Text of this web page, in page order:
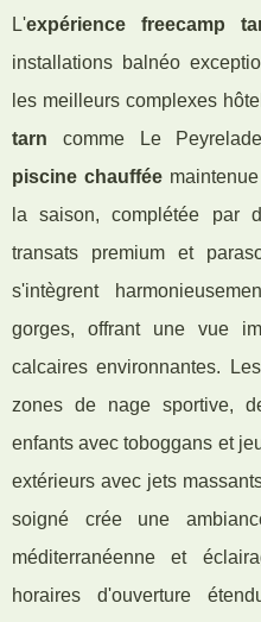
L'expérience freecamp
installations balnéo
les meilleurs complexes
tarn comme Le
piscine chauffée
la saison, complétée par
transats premium et
s'intègrent
gorges, offrant une vue
calcaires environnantes.
zones de nage sportive,
enfants avec toboggans et
extérieurs avec jets
soigné crée une
méditerranéenne et
horaires d'ouverture